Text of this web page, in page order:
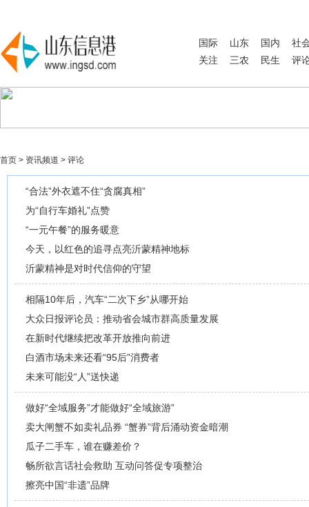
国际 山东 国内
社
关注
三农 民生 评
首页 > 资讯频道 > 评论
“合法”外衣遮不住“贪腐真相”
为“自行车婚礼”点赞
“一元午餐”的服务暖意
今天，以红色的追寻点亮沂蒙精神地标
沂蒙精神是对时代信仰的守望
相隔10年后，汽车“二次下乡”从哪开始
大众日报评论员：推动省会城市群高质量发展
在新时代继续把改革开放推向前进
白酒市场未来还看“95后”消费者
未来可能没“人”送快递
做好“全域服务”才能做好“全域旅游”
卖大闸蟹不如卖礼品券 “蟹券”背后涌动资金暗潮
瓜子二手车，谁在赚差价？
畅所欲言话社会救助 互动问答促专项整治
擦亮中国“非遗”品牌